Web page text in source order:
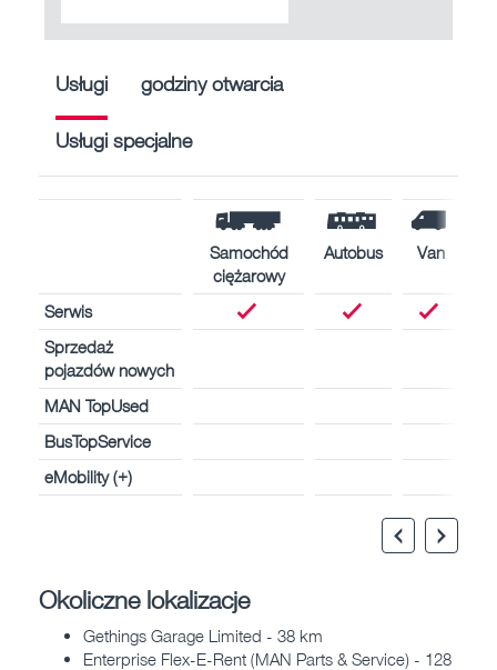
Usługi godziny otwarcia
Usługi specjalne
Samochód
ciężarowy
Autobus Van
Serwis
Sprzedaż
pojazdów nowych
MAN TopUsed
BusTopService
eMobility (+)
Okoliczne lokalizacje
Gethings Garage Limited - 38 km
Enterprise Flex-E-Rent (MAN Parts & Service) - 128